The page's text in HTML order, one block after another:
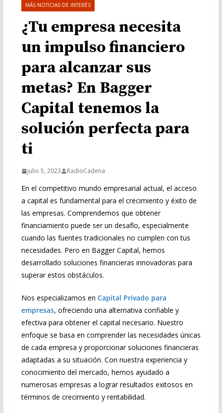
MÁS NOTICIAS DE INTERÉS
¿Tu empresa necesita
un impulso financiero
para alcanzar sus
metas? En Bagger
Capital tenemos la
solución perfecta para
ti
julio 5, 2023 RadioCadena
En el competitivo mundo empresarial actual, el acceso
a capital es fundamental para el crecimiento y éxito de
las empresas. Comprendemos que obtener
financiamiento puede ser un desafío, especialmente
cuando las fuentes tradicionales no cumplen con tus
necesidades. Pero en Bagger Capital, hemos
desarrollado soluciones financieras innovadoras para
superar estos obstáculos.
Nos especializamos en Capital Privado para
empresas, ofreciendo una alternativa confiable y
efectiva para obtener el capital necesario. Nuestro
enfoque se basa en comprender las necesidades únicas
de cada empresa y proporcionar soluciones financieras
adaptadas a su situación. Con nuestra experiencia y
conocimiento del mercado, hemos ayudado a
numerosas empresas a lograr resultados exitosos en
términos de crecimiento y rentabilidad.